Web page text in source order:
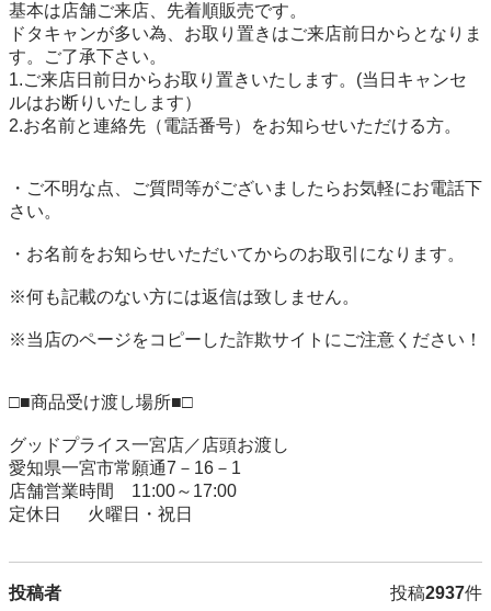
基本は店舗ご来店、先着順販売です。
ドタキャンが多い為、お取り置きはご来店前日からとなりま
す。ご了承下さい。
1.ご来店日前日からお取り置きいたします。(当日キャンセ
ルはお断りいたします）
2.お名前と連絡先（電話番号）をお知らせいただける方。
・ご不明な点、ご質問等がございましたらお気軽にお電話下
さい。
・お名前をお知らせいただいてからのお取引になります。
※何も記載のない方には返信は致しません。
※当店のページをコピーした詐欺サイトにご注意ください！
□■商品受け渡し場所■□
グッドプライス一宮店／店頭お渡し
愛知県一宮市常願通7－16－1
店舗営業時間　11:00～17:00
投稿者 投稿2937件